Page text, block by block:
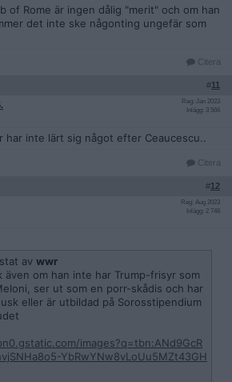
of Rome är ingen dålig "merit" och om han
det inte ske någonting ungefär som
Citera
#11
Reg: Jan 2023
Inlägg: 3 566
har inte lärt sig något efter Ceaucescu..
Citera
#12
Reg: Aug 2023
Inlägg: 2 748
av wwr
även om han inte har Trump-frisyr som
ser ut som en porr-skådis och har
eller är utbildad på Sorosstipendium
images?q=tbn:ANd9GcR
YbRwYNw8vLoUu5MZt43GH